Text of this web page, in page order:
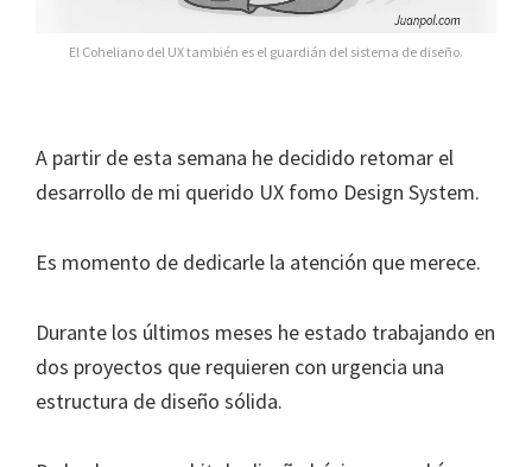
El Coheliano del UX también es el guardián del sistema de diseño.
A partir de esta semana he decidido retomar el
desarrollo de mi querido UX fomo Design System.
Es momento de dedicarle la atención que merece.
Durante los últimos meses he estado trabajando en
dos proyectos que requieren con urgencia una
estructura de diseño sólida.